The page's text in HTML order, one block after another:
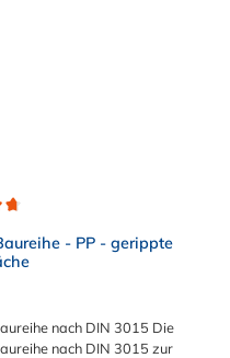
- PP - gerippte
nach DIN 3015 Die
nach DIN 3015 zur